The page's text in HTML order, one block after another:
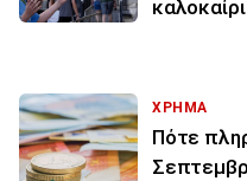
ΧΡΗΜΑ
Πότε